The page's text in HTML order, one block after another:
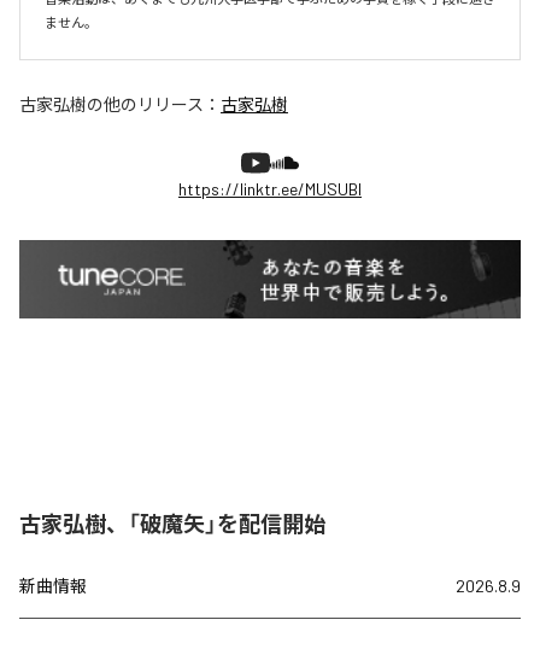
ません。
古家弘樹の他のリリース： 古家弘樹
https://linktr.ee/MUSUBI
古家弘樹、「破魔矢」を配信開始
新曲情報 2026.8.9